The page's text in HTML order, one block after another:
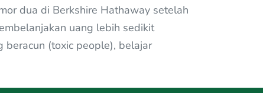
dua di Berkshire Hathaway setelah
uang lebih sedikit
beracun (toxic people), belajar